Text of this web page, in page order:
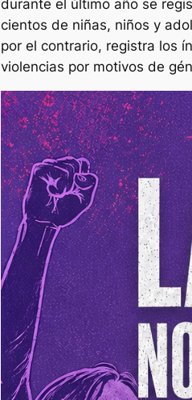
durante el último año se
cientos de niñas, niños y
por el contrario, registra los
violencias por motivos de